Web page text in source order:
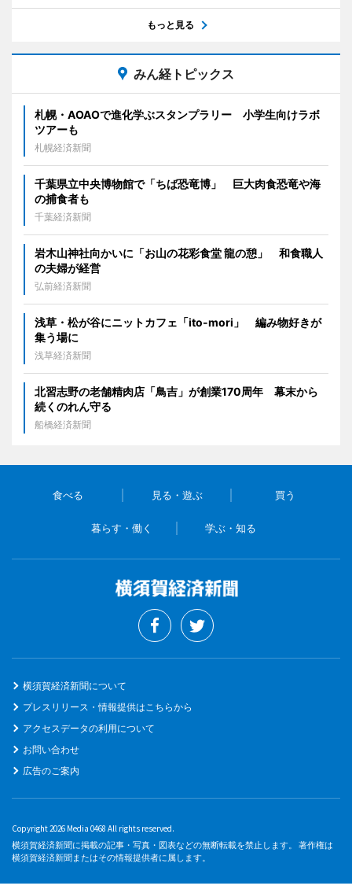
もっと見る
みん経トピックス
札幌・AOAOで進化学ぶスタンプラリー 小学生向けラボ
ツアーも
札幌経済新聞
千葉県立中央博物館で「ちば恐竜博」 巨大肉食恐竜や海
の捕食者も
千葉経済新聞
岩木山神社向かいに「お山の花彩食堂 龍の憩」 和食職人
の夫婦が経営
弘前経済新聞
浅草・松が谷にニットカフェ「ito-mori」 編み物好きが
集う場に
浅草経済新聞
北習志野の老舗精肉店「鳥吉」が創業170周年 幕末から
続くのれん守る
船橋経済新聞
食べる 見る・遊ぶ 買う
暮らす・働く 学ぶ・知る
横須賀経済新聞について
プレスリリース・情報提供はこちらから
アクセスデータの利用について
お問い合わせ
広告のご案内
Copyright 2026 Media 0468 All rights reserved.
横須賀経済新聞に掲載の記事・写真・図表などの無断転載を禁止します。 著作権は
横須賀経済新聞またはその情報提供者に属します。